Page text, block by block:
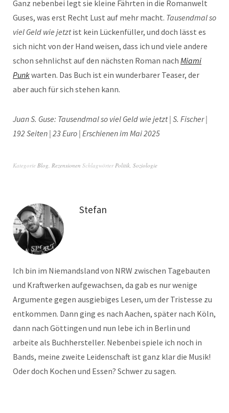
Ganz nebenbei legt sie kleine Fährten in die Romanwelt
Guses, was erst Recht Lust auf mehr macht. Tausendmal so
viel Geld wie jetztist kein Lückenfüller, und doch lässt es
sich nicht von der Hand weisen, dass ich und viele andere
schon sehnlichst auf den nächsten Roman nach Miami
Punkwarten. Das Buch ist ein wunderbarer Teaser, der
aber auch für sich stehen kann.
Juan S. Guse: Tausendmal so viel Geld wie jetzt | S. Fischer |
192 Seiten | 23 Euro | Erschienen im Mai 2025
Kategorie Blog, Rezensionen SchlagwörterPolitik, Soziologie
Stefan
Ich bin im Niemandsland von NRW zwischen Tagebauten
und Kraftwerken aufgewachsen, da gab es nur wenige
Argumente gegen ausgiebiges Lesen, um der Tristesse zu
entkommen. Dann ging es nach Aachen, später nach Köln,
dann nach Göttingen und nun lebe ich in Berlin und
arbeite als Buchhersteller. Nebenbei spiele ich noch in
Bands, meine zweite Leidenschaft ist ganz klar die Musik!
Oder doch Kochen und Essen? Schwer zu sagen.